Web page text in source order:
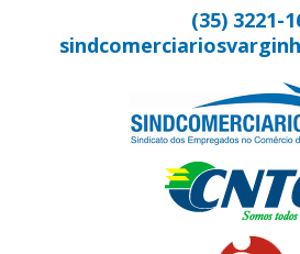
(35) 3221-